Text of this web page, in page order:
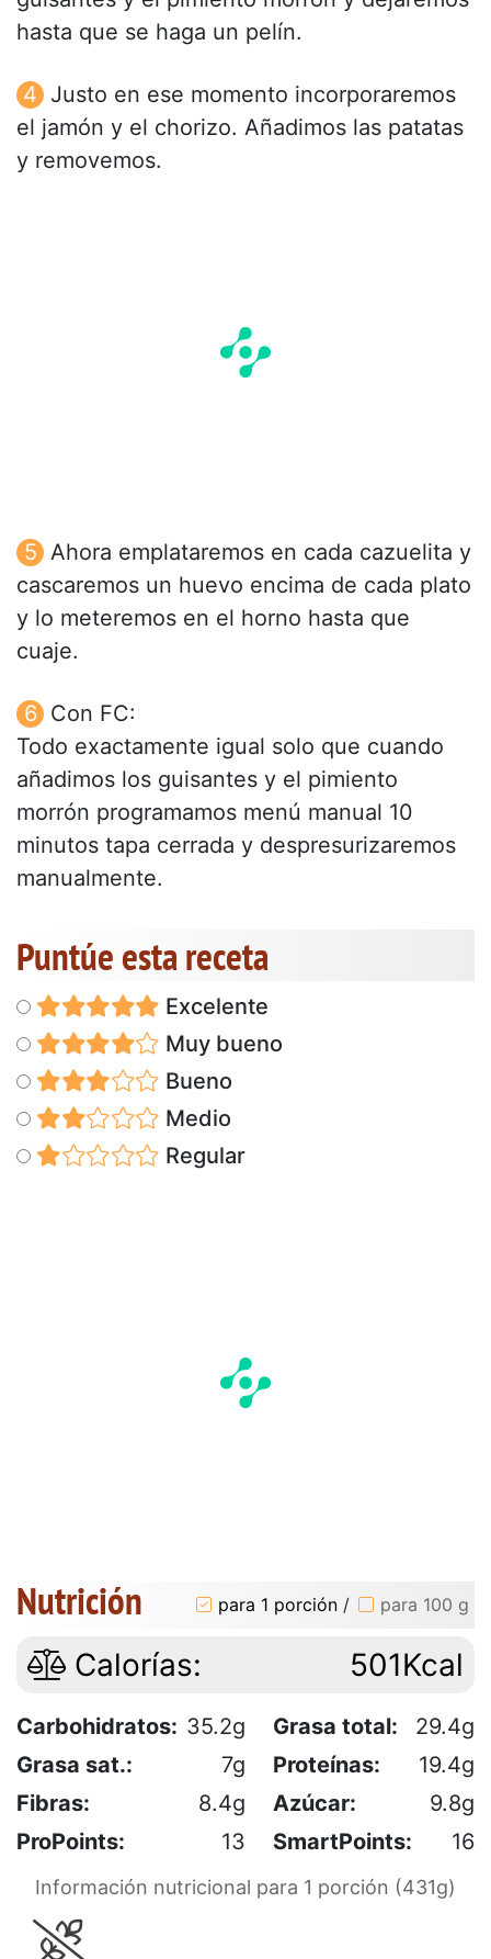
hasta que se haga un pelín.
Justo en ese momento incorporaremos
el jamón y el chorizo. Añadimos las patatas
y removemos.
Ahora emplataremos en cada cazuelita y
cascaremos un huevo encima de cada plato
y lo meteremos en el horno hasta que
cuaje.
Con FC:
Todo exactamente igual solo que cuando
añadimos los guisantes y el pimiento
morrón programamos menú manual 10
minutos tapa cerrada y despresurizaremos
manualmente.
Puntúe esta receta
Excelente
Muy bueno
Bueno
Medio
Regular
Nutrición para 1 porción / para 100 g
Calorías: 501Kcal
Carbohidratos: 35.2g Grasa total:
29.4g
Grasa sat.:
7g Proteínas:
19.4g
Fibras:
8.4g Azúcar:
9.8g
ProPoints:
13 SmartPoints: 16
Información nutricional para 1 porción (431g)